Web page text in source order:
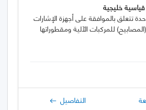
خليجية
تتعلق بالموافقة على أجهزة الإشارات
للمركبات الآلية ومقطوراتها
التفاصيل